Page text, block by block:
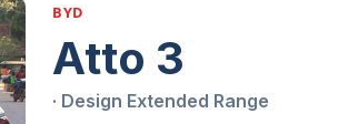
BYD
Atto 3
· Design Extended Range